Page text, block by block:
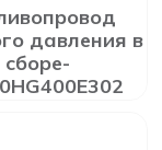
давления в
сборе-